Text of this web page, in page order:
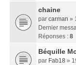
chaine
par carman »
Dernier
Réponses : 8
Béquille
par Fab18 »